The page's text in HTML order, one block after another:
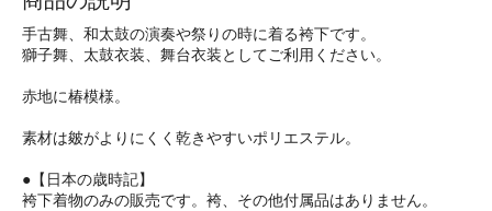
手古舞、和太鼓の演奏や祭りの時に着る袴下です。
獅子舞、太鼓衣装、舞台衣装としてご利用ください。
赤地に椿模様。
素材は皴がよりにくく乾きやすいポリエステル。
●【日本の歳時記】
袴下着物のみの販売です。袴、その他付属品はありません。